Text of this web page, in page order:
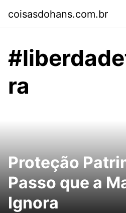
content
coisasdohans.com.br
ra
Proteção
Passo que a
Ignora